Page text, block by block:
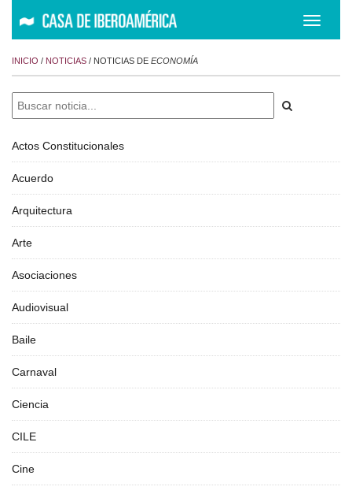
INICIO / NOTICIAS / NOTICIAS DE ECONOMÍA
Actos Constitucionales
Acuerdo
Arquitectura
Arte
Asociaciones
Audiovisual
Baile
Carnaval
Ciencia
CILE
Cine